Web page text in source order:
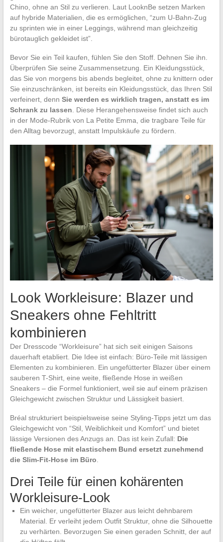
Chino, ohne an Stil zu verlieren. Laut LooknBe setzen Marken
auf hybride Materialien, die es ermöglichen, “zum U-Bahn-Zug
zu sprinten wie in einer Leggings, während man gleichzeitig
bürotauglich gekleidet ist”.
Bevor Sie ein Teil kaufen, fühlen Sie den Stoff. Dehnen Sie ihn.
Überprüfen Sie seine Zusammensetzung. Ein Kleidungsstück,
das Sie von morgens bis abends begleitet, ohne zu knittern oder
Sie einzuschränken, ist bereits ein Kleidungsstück, das Ihren Stil
verfeinert, denn Sie werden es wirklich tragen, anstatt es im
Schrank zu lassen . Diese Herangehensweise findet sich auch
in der Mode-Rubrik von La Petite Emma, die tragbare Teile für
den Alltag bevorzugt, anstatt Impulskäufe zu fördern.
Look Workleisure: Blazer und
Sneakers ohne Fehltritt
kombinieren
Der Dresscode “Workleisure” hat sich seit einigen Saisons
dauerhaft etabliert. Die Idee ist einfach: Büro-Teile mit lässigen
Elementen zu kombinieren. Ein ungefütterter Blazer über einem
sauberen T-Shirt, eine weite, fließende Hose in weißen
Sneakers – die Formel funktioniert, weil sie auf einem präzisen
Gleichgewicht zwischen Struktur und Lässigkeit basiert.
Bréal strukturiert beispielsweise seine Styling-Tipps jetzt um das
Gleichgewicht von “Stil, Weiblichkeit und Komfort” und bietet
lässige Versionen des Anzugs an. Das ist kein Zufall: Die
fließende Hose mit elastischem Bund ersetzt zunehmend
die Slim-Fit-Hose im Büro
Drei Teile für einen kohärenten
Workleisure-Look
Ein weicher, ungefütterter Blazer aus leicht dehnbarem
Material. Er verleiht jedem Outfit Struktur, ohne die Silhouette
zu verhärten. Bevorzugen Sie einen geraden Schnitt, der auf